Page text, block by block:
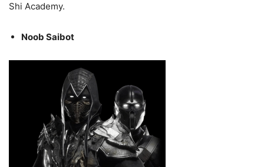
Shi Academy.
Noob Saibot